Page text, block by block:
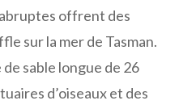
abruptes offrent des
sur la mer de Tasman.
sable longue de 26
d’oiseaux et des